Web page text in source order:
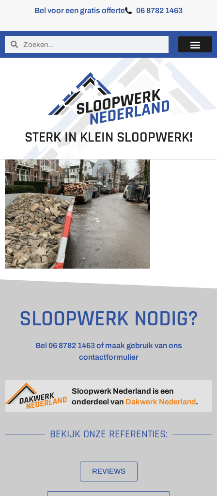
Bel voor een gratis offerte 06 8782 1463
STERK IN KLEIN SLOOPWERK!
SLOOPWERK NODIG?
Bel 06 8782 1463 of maak gebruik van ons
contactformulier
Sloopwerk Nederland is een
onderdeel van Dakwerk Nederland.
BEKIJK ONZE REFERENTIES:
REVIEWS